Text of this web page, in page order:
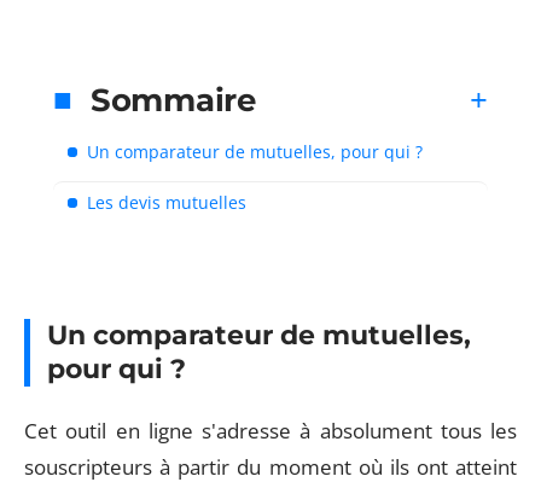
Sommaire
Un comparateur de mutuelles, pour qui ?
Les devis mutuelles
Un comparateur de mutuelles,
pour qui ?
Cet outil en ligne s'adresse à absolument tous les
souscripteurs à partir du moment où ils ont atteint